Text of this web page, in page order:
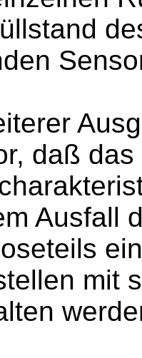
daß
Ausfall
mit